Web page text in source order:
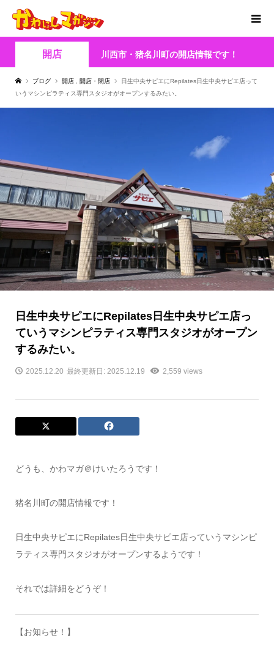
開店 川西市・猪名川町の開店情報です！
ブログ 開店 開店・閉店
日生中央サピエにRepilates日生中央サピエ店って
いうマシンピラティス専門スタジオがオープンするみたい。
日生中央サピエにRepilates日生中央サピエ店っ
ていうマシンピラティス専門スタジオがオープン
するみたい。
2025.12.20 最終更新日: 2025.12.19 2,559 views
どうも、かわマガ＠けいたろうです！
猪名川町の開店情報です！
日生中央サピエにRepilates日生中央サピエ店っていうマシンピ
ラティス専門スタジオがオープンするようです！
それでは詳細をどうぞ！
【お知らせ！】